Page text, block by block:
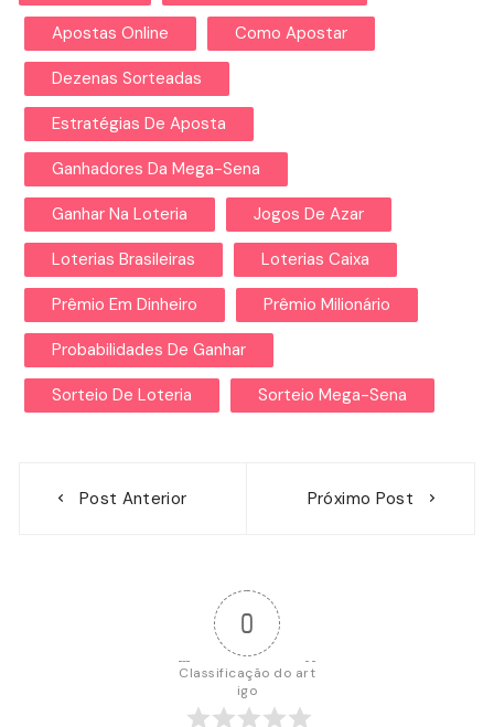
Apostas Online Como Apostar
Dezenas Sorteadas
Estratégias De Aposta
Ganhadores Da Mega-Sena
Ganhar Na Loteria Jogos De Azar
Loterias Brasileiras Loterias Caixa
Prêmio Em Dinheiro Prêmio Milionário
Probabilidades De Ganhar
Sorteio De Loteria Sorteio Mega-Sena
Post Anterior Próximo Post
0
Classificação do art
igo